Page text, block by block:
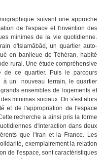
suivant une approche
de l'espace et l'invention des
minimes de la vie quotidienne.
d'Islamâbâd, un quartier auto-
en banlieue de Téhéran, habité
rural. Une étude compréhensive
ce quartier. Puis le parcours
à un nouveau terrain, le quartier
ensembles de logements et
minimas sociaux. On s'est alors
et de l'appropriation de l'espace
recherche a ainsi pris la forme
d'interaction dans deux
que l'Iran et la France. Les
exemplairement la relation
de l'espace, sont caractéristiques